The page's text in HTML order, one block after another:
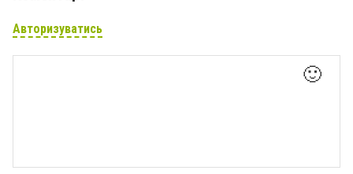
Авторизуватись
🙂